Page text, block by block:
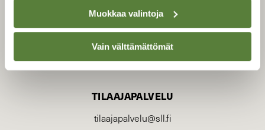
Muokkaa valintoja
Vain välttämättömät
TILAAJAPALVELU
tilaajapalvelu@sll.fi